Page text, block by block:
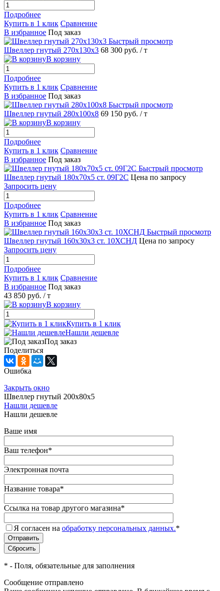
Подробнее
Купить в 1 клик Сравнение
В избранное Под заказ
Быстрый просмотр
Швеллер гнутый 270х130х3 68 300 руб. / т
В корзину
Подробнее
Купить в 1 клик Сравнение
В избранное Под заказ
Быстрый просмотр
Швеллер гнутый 280х100х8 69 150 руб. / т
В корзину
Подробнее
Купить в 1 клик Сравнение
В избранное Под заказ
Быстрый просмотр
Швеллер гнутый 180х70х5 ст. 09Г2С Цена по запросу
Запросить цену
Подробнее
Купить в 1 клик Сравнение
В избранное Под заказ
Быстрый просмотр
Швеллер гнутый 160х30х3 ст. 10ХСНД Цена по запросу
Запросить цену
Подробнее
Купить в 1 клик Сравнение
В избранное Под заказ
43 850 руб. / т
В корзину
Купить в 1 клик
Нашли дешевле
Под заказ
Поделиться
Ошибка
Закрыть окно
Швеллер гнутый 200х80х5
Нашли дешевле
Нашли дешевле
Ваше имя
Ваш телефон*
Электронная почта
Название товара*
Ссылка на товар другого магазина*
Я согласен на обработку персональных данных.*
* - Поля, обязательные для заполнения
Сообщение отправлено